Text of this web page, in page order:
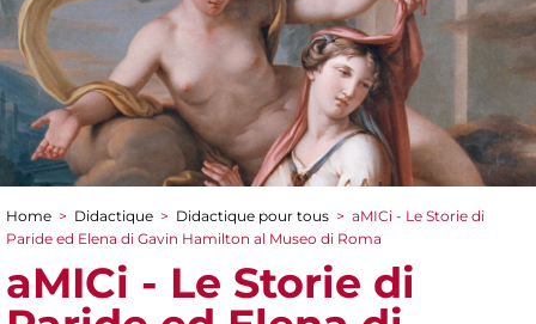
You are here
Home > Didactique > Didactique pour tous > aMICi - Le Storie di
Paride ed Elena di Gavin Hamilton al Museo di Roma
aMICi - Le Storie di